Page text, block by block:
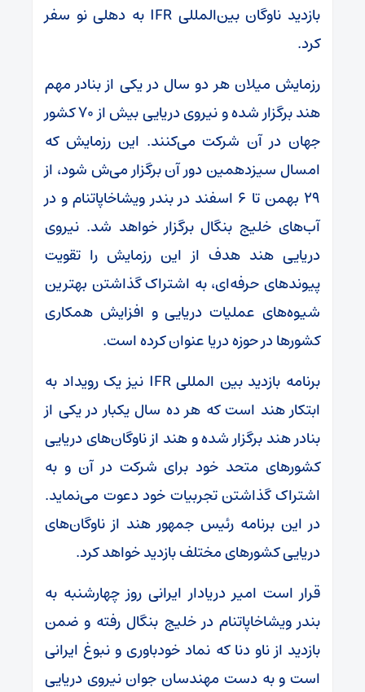
بازدید ناوگان بین‌المللی IFR به دهلی نو سفر
کرد.
رزمایش میلان هر دو سال در یکی از بنادر مهم
هند برگزار شده و نیروی دریایی بیش از ۷۰ کشور
جهان در آن شرکت می‌کنند. این رزمایش که
امسال سیزدهمین دور آن برگزار می‌ش شود، از
۲۹ بهمن تا ۶ اسفند در بندر ویشاخاپاتنام و در
آب‌های خلیج بنگال برگزار خواهد شد. نیروی
دریایی هند هدف از این رزمایش را تقویت
پیوندهای حرفه‌ای، به اشتراک گذاشتن بهترین
شیوه‌های عملیات دریایی و افزایش همکاری
کشورها در حوزه دریا عنوان کرده است.
برنامه بازدید بین المللی IFR نیز یک رویداد به
ابتکار هند است که هر ده سال یکبار در یکی از
بنادر هند برگزار شده و هند از ناوگان‌های دریایی
کشورهای متحد خود برای شرکت در آن و به
اشتراک گذاشتن تجربیات خود دعوت می‌نماید.
در این برنامه رئیس جمهور هند از ناوگان‌های
دریایی کشورهای مختلف بازدید خواهد کرد.
قرار است امیر دریادار ایرانی روز چهارشنبه به
بندر ویشاخاپاتنام در خلیج بنگال رفته و ضمن
بازدید از ناو دنا که نماد خودباوری و نبوغ ایرانی
است و به دست مهندسان جوان نیروی دریایی